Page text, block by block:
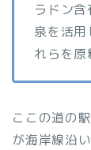
ラドン
泉を活
れらを原
ここの道の
が海岸線沿